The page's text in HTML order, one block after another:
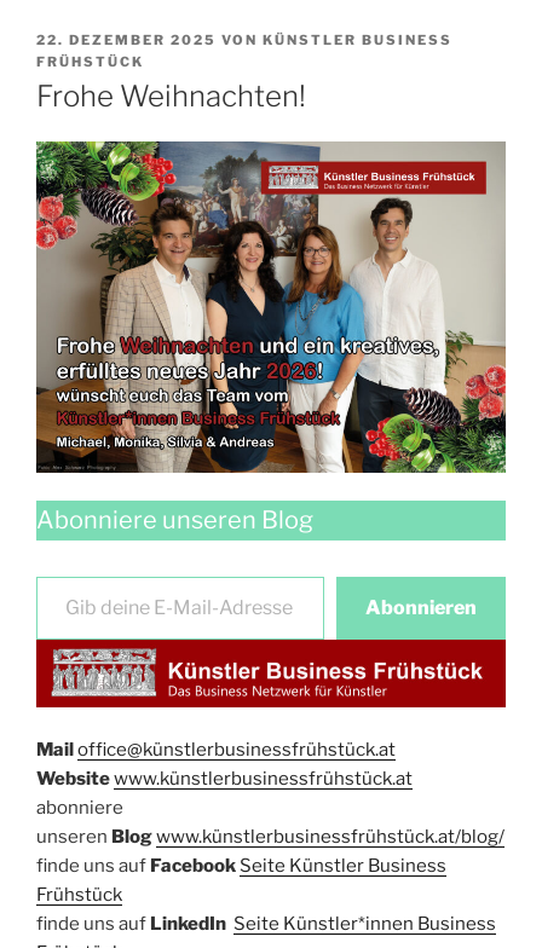
VERÖFFENTLICHT
AM
22. DEZEMBER 2025 VON KÜNSTLER BUSINESS
FRÜHSTÜCK
Frohe Weihnachten!
Abonniere unseren Blog
Gib deine E-Mail-Adresse ein …
Abonnieren
Mailoffice@künstlerbusinessfrühstück.at​
Websitewww.künstlerbusinessfrühstück.at
abonniere
unseren Blogwww.künstlerbusinessfrühstück.at/blog/
​finde uns auf Facebook​ Seite Künstler Business
Frühstück​
finde uns auf ​ LinkedIn Seite Künstler*innen Business